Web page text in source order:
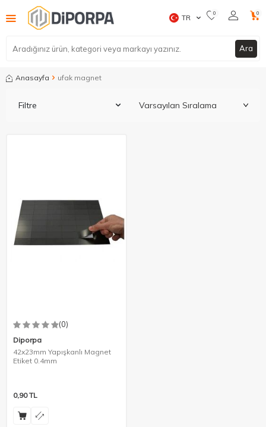
Ara
TR 0 0
Anasayfa ufak magnet
Filtre
(0)
Diporpa
42x23mm Yapışkanlı Magnet
Etiket 0.4mm
0,90TL